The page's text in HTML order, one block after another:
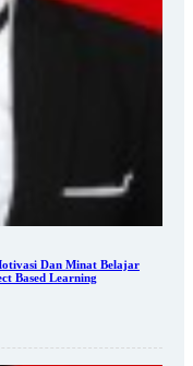
Dan Minat Belajar
Based Learning